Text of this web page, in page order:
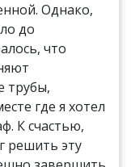
Однако,
до
что
трубы,
где я хотел
К счастью,
решить эту